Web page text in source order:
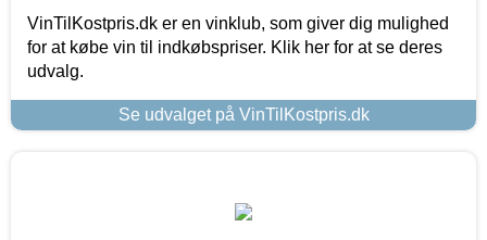
VinTilKostpris.dk er en vinklub, som giver dig mulighed
for at købe vin til indkøbspriser. Klik her for at se deres
udvalg.
Se udvalget på VinTilKostpris.dk